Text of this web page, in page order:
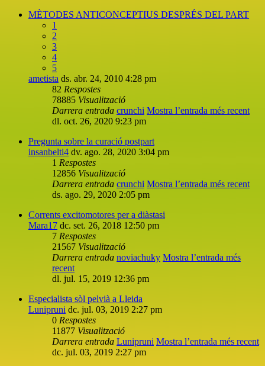
MÈTODES ANTICONCEPTIUS DESPRÉS DEL PART
1
2
3
4
5
ametista ds. abr. 24, 2010 4:28 pm
82 Respostes
78885 Visualització
Darrera entrada crunchi Mostra l’entrada més recent
dl. oct. 26, 2020 9:23 pm
Pregunta sobre la curació postpart
insanbelti4 dv. ago. 28, 2020 3:04 pm
1 Respostes
12856 Visualització
Darrera entrada crunchi Mostra l’entrada més recent
ds. ago. 29, 2020 2:05 pm
Corrents excitomotores per a diàstasi
Mara17 dc. set. 26, 2018 12:50 pm
7 Respostes
21567 Visualització
Darrera entrada noviachuky Mostra l’entrada més
recent
dl. jul. 15, 2019 12:36 pm
Especialista sòl pelvià a Lleida
Lunipruni dc. jul. 03, 2019 2:27 pm
0 Respostes
11877 Visualització
Darrera entrada Lunipruni Mostra l’entrada més recent
dc. jul. 03, 2019 2:27 pm